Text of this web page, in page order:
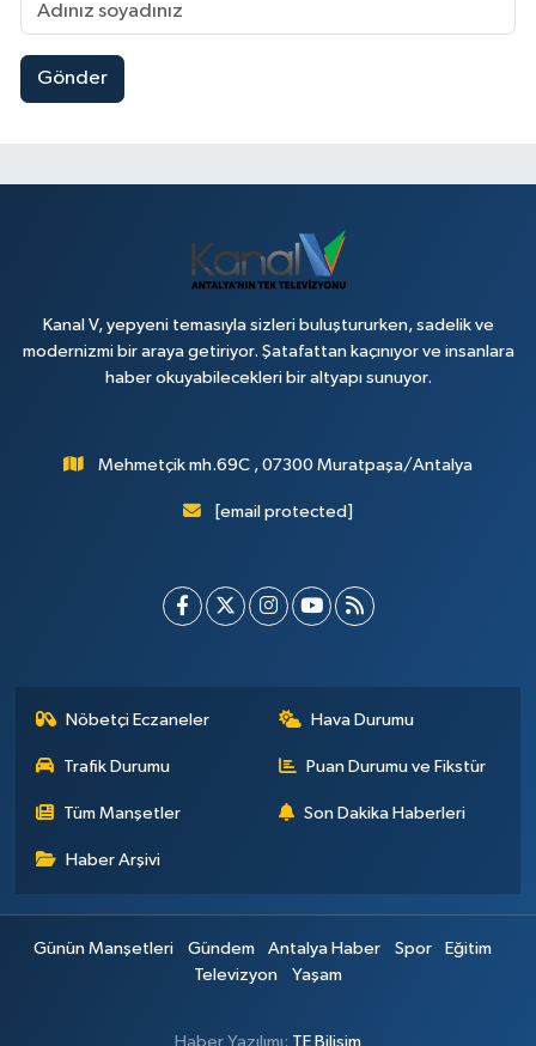
Gönder
Kanal V, yepyeni temasıyla sizleri buluştururken, sadelik ve
modernizmi bir araya getiriyor. Şatafattan kaçınıyor ve insanlara
haber okuyabilecekleri bir altyapı sunuyor.
Mehmetçik mh.69C , 07300 Muratpaşa/Antalya
[email protected]
Nöbetçi Eczaneler Hava Durumu
Trafik Durumu Puan Durumu ve Fikstür
Tüm Manşetler Son Dakika Haberleri
Haber Arşivi
Günün Manşetleri Gündem Antalya Haber Spor
Eğitim
Televizyon
Yaşam
Haber Yazılımı: TE Bilişim